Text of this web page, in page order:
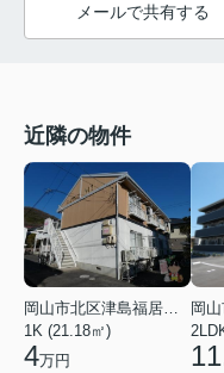
メールで共有する
近隣の物件
1K (21.18㎡)
4万円
岡